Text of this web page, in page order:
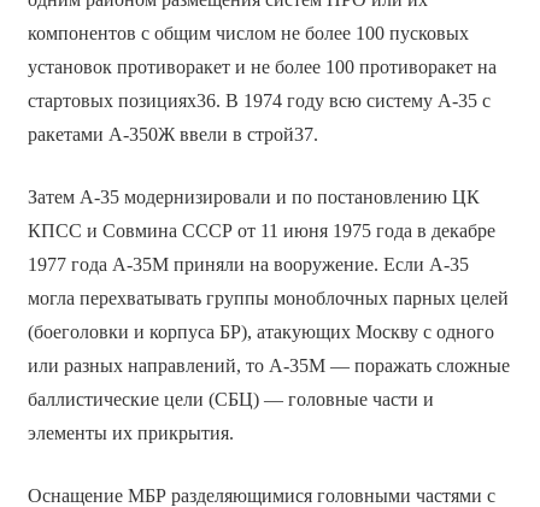
компонентов с общим числом не более 100 пусковых
установок противоракет и не более 100 противоракет на
стартовых позициях36. В 1974 году всю систему А-35 с
ракетами А-350Ж ввели в строй37.
Затем А-35 модернизировали и по постановлению ЦК
КПСС и Совмина СССР от 11 июня 1975 года в декабре
1977 года А-35М приняли на вооружение. Если А-35
могла перехватывать группы моноблочных парных целей
(боеголовки и корпуса БР), атакующих Москву с одного
или разных направлений, то А-35М — поражать сложные
баллистические цели (СБЦ) — головные части и
элементы их прикрытия.
Оснащение МБР разделяющимися головными частями с